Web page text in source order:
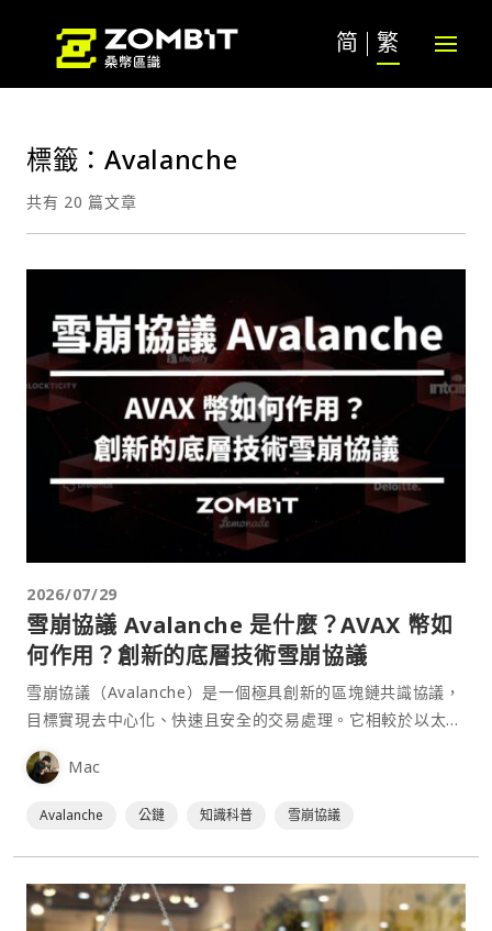
简 繁
標籤：Avalanche
共有 20 篇文章
2026/07/29
雪崩協議 Avalanche 是什麼？AVAX 幣如
何作用？創新的底層技術雪崩協議
雪崩協議（Avalanche）是一個極具創新的區塊鏈共識協議，
目標實現去中心化、快速且安全的交易處理。它相較於以太坊
和比特幣使用的協議，有低延遲、高產能、不用消耗能源挖礦
等優點。
Mac
Avalanche 公鏈 知識科普 雪崩協議